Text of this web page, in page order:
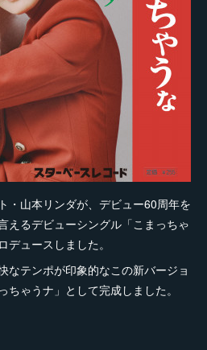
・山本リンダが、デビュー60周年を
えるデビューシングル「こまっちゃ
デュースしました。
なテンポが印象的なこの新バージョ
ちゃうナ」として完成しました。